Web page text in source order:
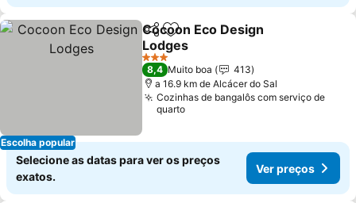
Escolha popular
PartilharAdicionar aos favoritos
Cocoon Eco Design
Lodges
Ver preços
3 Estrelas
8,4 Muito boa
413
a 16.9 km de Alcácer do Sal
Cozinhas de bangalôs com serviço de
quarto
Selecione as datas para ver os preços
exatos.
Ver preços